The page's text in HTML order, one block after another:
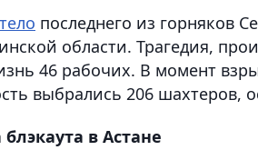
тело последнего из горняков
области. Трагедия,
46 рабочих. В момент
выбрались 206 шахтеров,
в Астане